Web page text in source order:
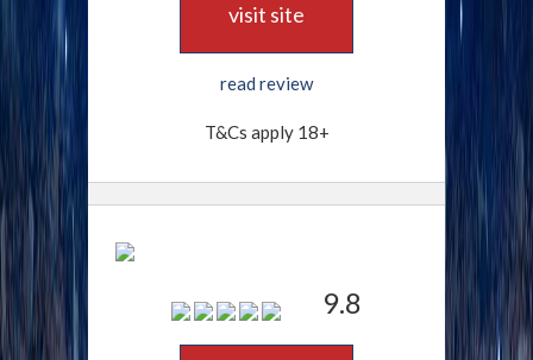
visit site
read review
T&Cs apply 18+
9.8